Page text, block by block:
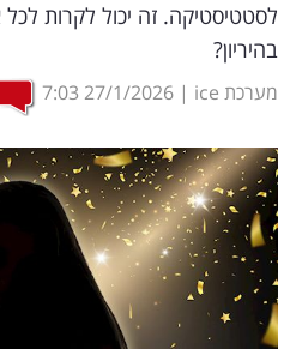
שיווק
ופרסום
מדדים
ומחקרים
דעות
רכילות
לסטטיסטיקה. זה יכול לקרות
בהיריון?
מערכת ice |
27/1/2026
7:03